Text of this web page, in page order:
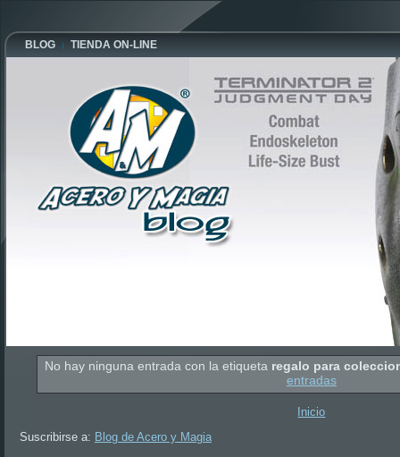
BLOG TIENDA ON-LINE
No hay ninguna entrada con la etiqueta regalo para
entradas
Inicio
Suscribirse a: Blog de Acero y Magia